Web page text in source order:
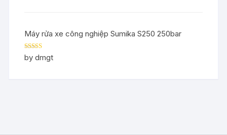
Máy rửa xe công nghiệp Sumika S250 250bar
Rated5out
of 5
by dmgt